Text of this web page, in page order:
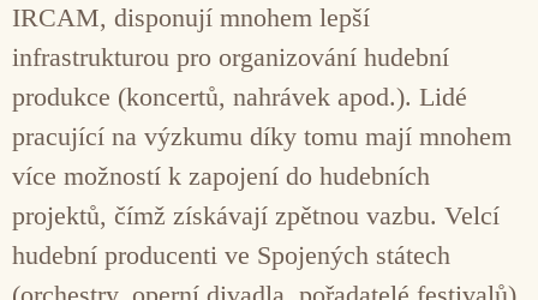
IRCAM, disponují mnohem lepší
infrastrukturou pro organizování hudební
produkce (koncertů, nahrávek apod.). Lidé
pracující na výzkumu díky tomu mají mnohem
více možností k zapojení do hudebních
projektů, čímž získávají zpětnou vazbu. Velcí
hudební producenti ve Spojených státech